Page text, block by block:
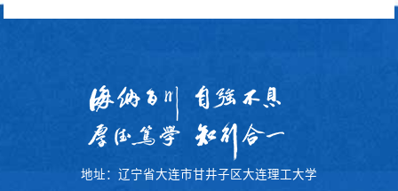
地址：辽宁省大连市甘井子区大连理工大学